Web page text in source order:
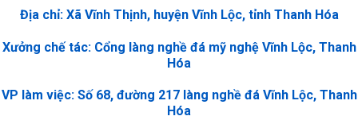
Địa chỉ: Xã Vĩnh Thịnh, huyện Vĩnh Lộc, tỉnh Thanh Hóa
Xưởng chế tác: Cổng làng nghề đá mỹ nghệ Vĩnh Lộc, Thanh
Hóa
VP làm việc: Số 68, đường 217 làng nghề đá Vĩnh Lộc, Thanh
Hóa